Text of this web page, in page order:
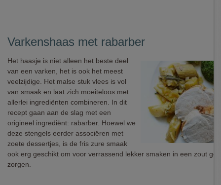
Varkenshaas met rabarber
Het haasje is niet alleen het beste deel
van een varken, het is ook het meest
veelzijdige. Het malse stuk vlees is vol
van smaak en laat zich moeiteloos met
allerlei ingrediënten combineren. In dit
recept gaan aan de slag met een
origineel ingrediënt: rabarber. Hoewel we
deze stengels eerder associëren met
zoete dessertjes, is de fris zure smaak
ook erg geschikt om voor verrassend lekker smaken in een zout
zorgen.